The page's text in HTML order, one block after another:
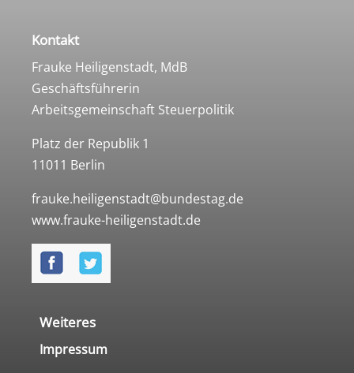
Kontakt
Frauke Heiligenstadt, MdB
Geschäftsführerin
Arbeitsgemeinschaft Steuerpolitik
Platz der Republik 1
11011 Berlin
frauke.heiligenstadt@bundestag.de
www.frauke-heiligenstadt.de
Weiteres
Impressum